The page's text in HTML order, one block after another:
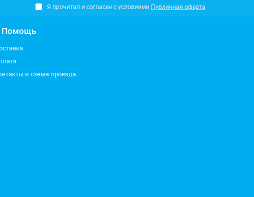
Я прочитал и согласен с условиями Публичная оферта
Помощь
и схема проезда